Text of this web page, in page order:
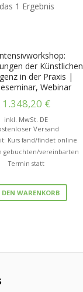
1 Ergebnis
der Künstlichen
in der Praxis |
Webinar
1.348,20 €
inkl. MwSt. DE
Versand
Kurs fand/findet online
gebuchten/vereinbarten
Termin statt
WARENKORB